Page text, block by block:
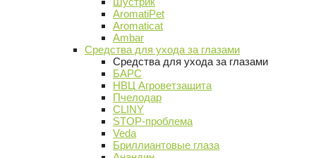
AromatiPet
Aromaticat
Ambar
Средства для ухода за глазами
Средства для ухода за глазами
БАРС
НВЦ Агроветзащита
Пчелодар
CLINY
STOP-проблема
Veda
Бриллиантовые глаза